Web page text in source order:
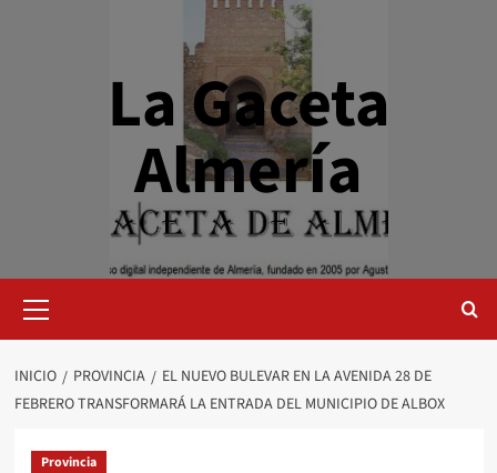
La Gaceta
Almería
primario
INICIO PROVINCIA
EL NUEVO BULEVAR EN LA AVENIDA 28 DE
FEBRERO TRANSFORMARÁ LA ENTRADA DEL MUNICIPIO DE ALBOX
Provincia